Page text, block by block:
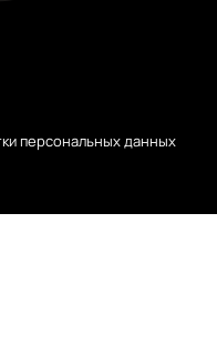
персональных данных